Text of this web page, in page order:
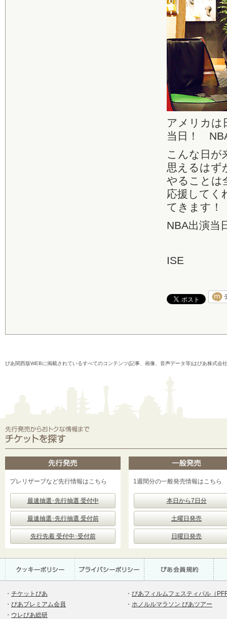
アメリカは
当日！
こんな日が
思えるはず
やることは
応援してく
てきます！
NBA出演当
ISE
ぴあ関西版WEBに掲載されているすべてのコンテンツ(記事、画像、音声データ等)はぴあ株式会
プレリザーブなど先行情報はこちら
最速抽選･先行抽選 受付中
最速抽選･先行抽選 受付前
先行先着 受付中･受付前
1週間分の一般発売情報はこちら
本日から7日分
土曜日発売
日曜日発売
・ チケットぴあ
・ ぴあプレミアム会員
・ ウレぴあ総研
・ ぴあフィルムフェスティバル（
・ ホノルルマラソン ぴあツアー